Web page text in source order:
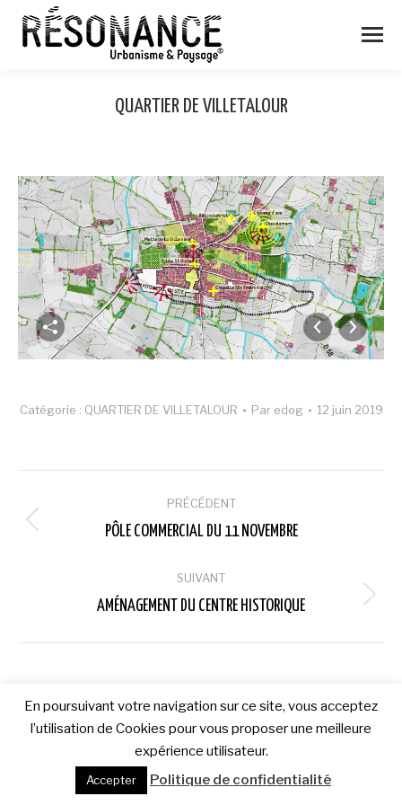
QUARTIER DE VILLETALOUR
Catégorie : QUARTIER DE VILLETALOUR Par edog 12 juin 2019
album
PRÉCÉDENT
Album
:
PÔLE COMMERCIAL DU 11 NOVEMBRE
SUIVANT
Album
:
AMÉNAGEMENT DU CENTRE HISTORIQUE
En poursuivant votre navigation sur ce site, vous acceptez
l’utilisation de Cookies pour vous proposer une meilleure
expérience utilisateur.
Accepter Politique de confidentialité